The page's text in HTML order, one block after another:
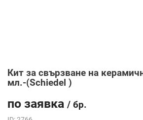
Кит за свързване на
мл.-(Schiedel )
по заявка / бр.